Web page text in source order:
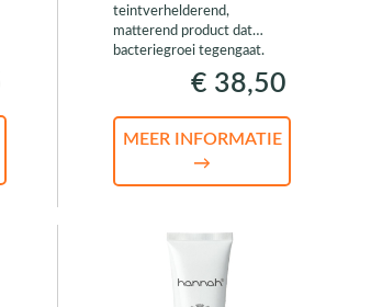
teintverhelderend,
matterend product dat
bacteriegroei tegengaat.
€ 38,50
MEER INFORMATIE
→